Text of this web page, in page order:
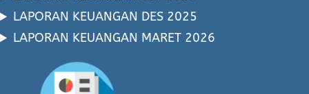
LAPORAN KEUANGAN DES 2025
LAPORAN KEUANGAN MARET 2026